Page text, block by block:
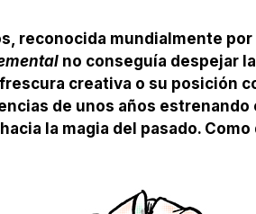
reconocida mundialmente
no conseguía despejar
creativa o su posición
de unos años
la magia del pasado.